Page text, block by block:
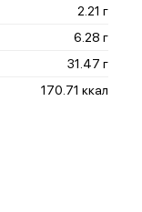
2.21 г
6.28 г
31.47 г
170.71 ккал